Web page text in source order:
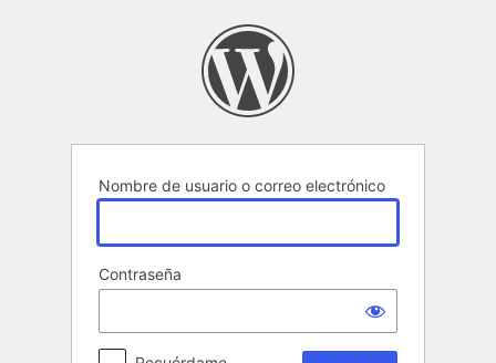
Nombre de usuario o correo electrónico
Contraseña